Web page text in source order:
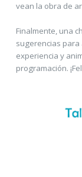
vean la obra de
Finalmente, una
sugerencias
experiencia y
programación.